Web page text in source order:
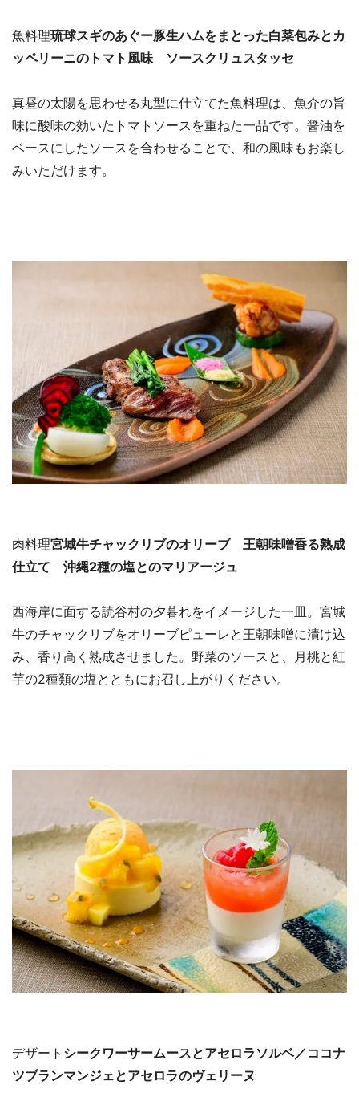
魚料理琉球スギのあぐー豚生ハムをまとった白菜包みとカ
ッペリーニのトマト風味 ソースクリュスタッセ
真昼の太陽を思わせる丸型に仕立てた魚料理は、魚介の旨
味に酸味の効いたトマトソースを重ねた一品です。醤油を
ベースにしたソースを合わせることで、和の風味もお楽し
みいただけます。
肉料理宮城牛チャックリブのオリーブ 王朝味噌香る熟成
仕立て 沖縄2種の塩とのマリアージュ
西海岸に面する読谷村の夕暮れをイメージした一皿。宮城
牛のチャックリブをオリーブピューレと王朝味噌に漬け込
み、香り高く熟成させました。野菜のソースと、月桃と紅
芋の2種類の塩とともにお召し上がりください。
デザート シークワーサームースとアセロラソルベ／ココナ
ツブランマンジェとアセロラのヴェリーヌ